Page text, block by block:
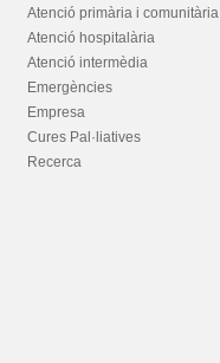
Atenció primària i comunitària
Atenció hospitalària
Atenció intermèdia
Emergències
Empresa
Cures Pal·liatives
Recerca